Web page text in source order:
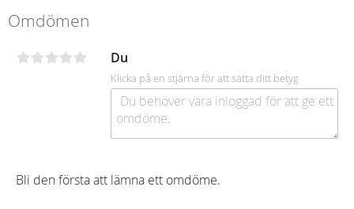
Omdömen
Du
Klicka på en stjärna för att sätta ditt betyg
Bli den första att lämna ett omdöme.